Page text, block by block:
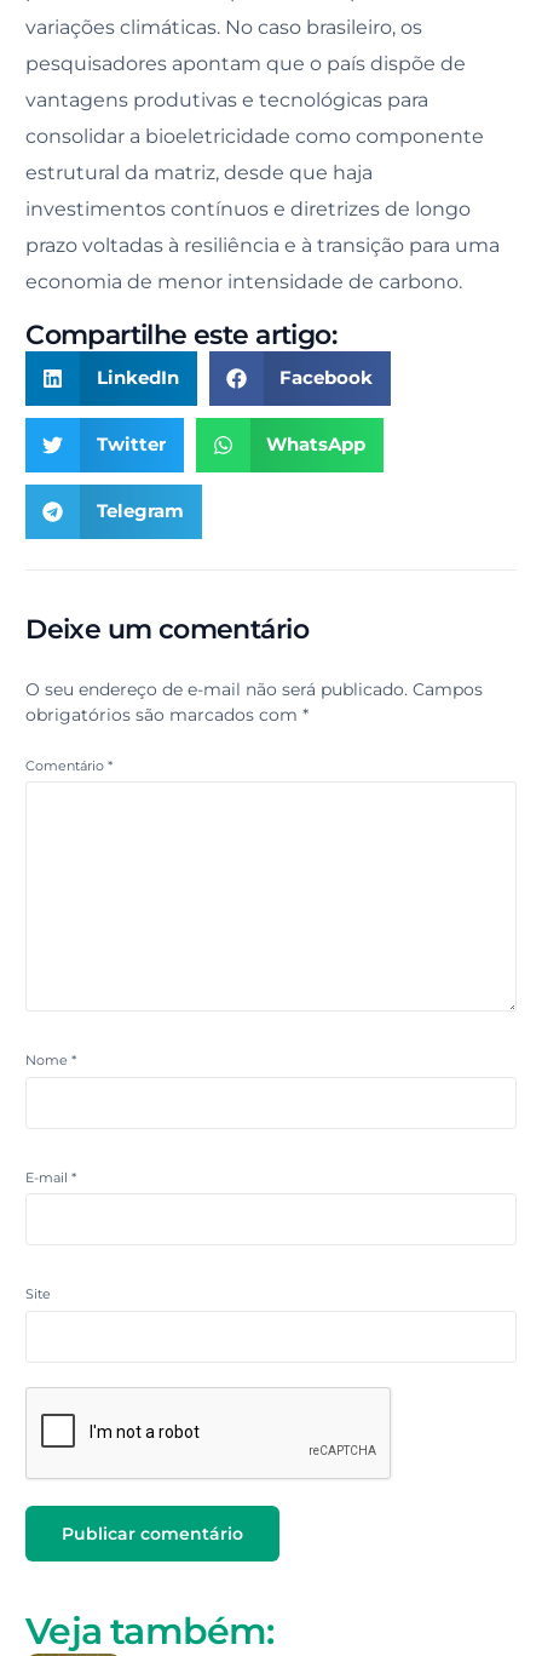
variações climáticas. No caso brasileiro, os
pesquisadores apontam que o país dispõe de
vantagens produtivas e tecnológicas para
consolidar a bioeletricidade como componente
estrutural da matriz, desde que haja
investimentos contínuos e diretrizes de longo
prazo voltadas à resiliência e à transição para uma
economia de menor intensidade de carbono.
Compartilhe este artigo:
LinkedIn Facebook
Twitter WhatsApp
Telegram
Deixe um comentário
O seu endereço de e-mail não será publicado. Campos
obrigatórios são marcados com*
Comentário*
Nome*
E-mail*
Site
Veja também: